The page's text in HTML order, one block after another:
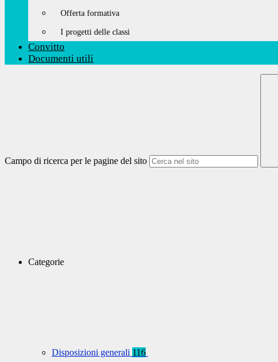
Offerta formativa
I progetti delle classi
Convitto
Documenti utili
Campo di ricerca per le pagine del sito
Categorie
Disposizioni generali 116